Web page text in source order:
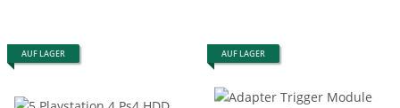
AUF LAGER AUF LAGER